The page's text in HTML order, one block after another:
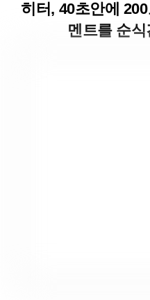
히터, 40초안에
멘트를 순